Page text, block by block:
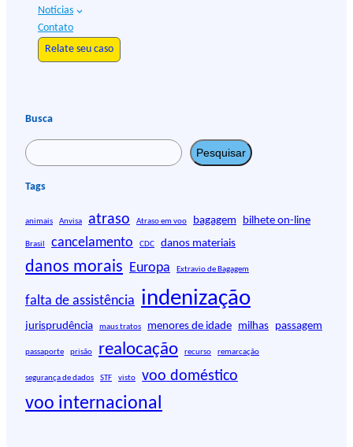
Notícias
Contato
Relate seu caso
Busca
P
e
s
u
i
a
r
Pesquisar
Tags
animais Anvisa atraso Atraso em voo bagagem bilhete on-line
Brasil cancelamento CDC danos materiais
danos morais Europa Extravio de Bagagem
falta de assistência indenização
jurisprudência maus tratos menores de idade milhas passagem
passaporte prisão realocação recurso remarcação
segurança de dados STF visto voo doméstico
voo internacional